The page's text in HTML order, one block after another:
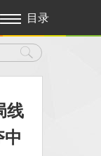
目录
线
中